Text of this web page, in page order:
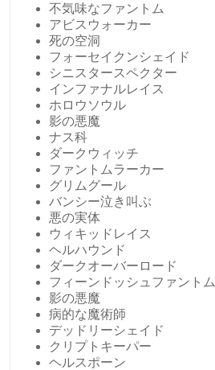
不気味なファントム
アビスウォーカー
死の空洞
フォーセイクンシェイド
シニスタースペクター
インファナルレイス
ホロウソウル
影の悪魔
ナス科
ダークウィッチ
ファントムラーカー
グリムグール
バンシー泣き叫ぶ
悪の実体
ウィキッドレイス
ヘルハウンド
ダークオーバーロード
フィーンドッシュファントム
影の悪魔
病的な魔術師
デッドリーシェイド
クリプトキーパー
ヘルスポーン